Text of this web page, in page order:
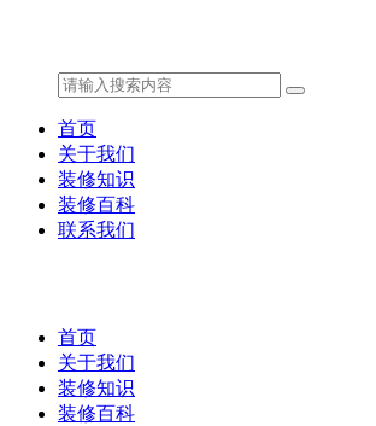
首页
关于我们
装修知识
装修百科
联系我们
首页
关于我们
装修知识
装修百科